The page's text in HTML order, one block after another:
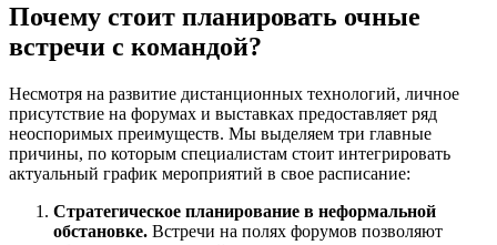
Почему стоит планировать очные
встречи с командой?
Несмотря на развитие дистанционных технологий, личное
присутствие на форумах и выставках предоставляет ряд
неоспоримых преимуществ. Мы выделяем три главные
причины, по которым специалистам стоит интегрировать
актуальный график мероприятий в свое расписание:
Стратегическое планирование в неформальной
обстановке. Встречи на полях форумов позволяют